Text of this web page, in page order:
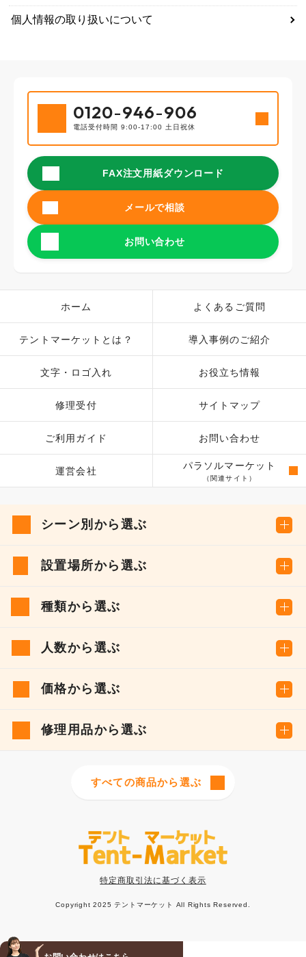
個人情報の取り扱いについて
0120-946-906
電話受付時間 9:00-17:00 土日祝休
FAX注文用紙ダウンロード
メールで相談
お問い合わせ
ホーム
テントマーケットとは？
文字・ロゴ入れ
修理受付
ご利用ガイド
運営会社
よくあるご質問
導入事例のご紹介
お役立ち情報
サイトマップ
お問い合わせ
パラソルマーケット
（関連サイト）
シーン別から選ぶ
設置場所から選ぶ
種類から選ぶ
人数から選ぶ
価格から選ぶ
修理用品から選ぶ
すべての商品から選ぶ
特定商取引法に基づく表示
Copyright 2025 テントマーケット All Rights Reserved.